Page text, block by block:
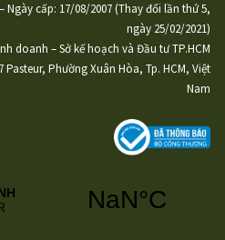
Ngày cấp: 17/08/2007 (Thay đổi lần thứ 5,
ngày 25/02/2021)
doanh – Sở kế hoạch và Đầu tư TP.HCM
Phường Xuân Hòa, Tp. HCM, Việt
Nam